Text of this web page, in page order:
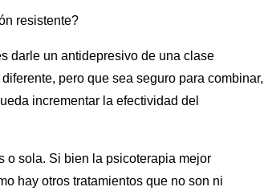
resistente?
darle un antidepresivo de una clase
pero que sea seguro para combinar,
incrementar la efectividad del
o sola. Si bien la psicoterapia mejor
hay otros tratamientos que no son ni